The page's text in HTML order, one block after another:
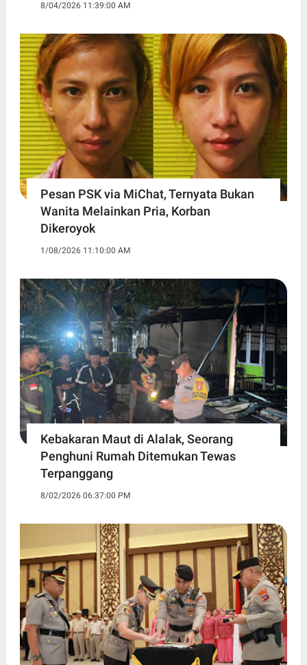
8/04/2026 11:39:00 AM
Pesan PSK via MiChat, Ternyata Bukan
Wanita Melainkan Pria, Korban
Dikeroyok
1/08/2026 11:10:00 AM
Kebakaran Maut di Alalak, Seorang
Penghuni Rumah Ditemukan Tewas
Terpanggang
8/02/2026 06:37:00 PM